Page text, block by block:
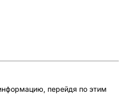
перейдя по этим